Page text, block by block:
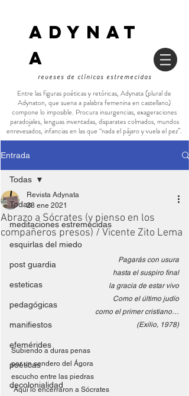
ADYNAT
a
reveses de clínicas estremecidas
Entre las figuras poéticas y retóricas, Adynata (plural de
Adynaton, que suena a palabra femenina en castellano)
compone lo imposible. Procura insurgencias, exageraciones
paradojales, lenguas inventadas, disparates colmados, mundos
enrevesados, infancias en las que “nada el pájaro y vuela el pez”.
Entrada
Todas
meditaciones estremecidas
esquirlas del miedo
post guardia
esteticas
pedagógicas
manifiestos
efemérides
poéticas
decolonialidad
Todas
Abrazo a Sócrates (y pienso en los
compañeros presos) / Vicente Zito Lema
Revista Adynata
28 ene 2021
Pagarás con usura
hasta el suspiro final
la gracia de estar vivo
Como el último judío
como el primer cristiano…
(Exilio, 1978)
Subiendo a duras penas
por un sendero del Ágora
escucho entre las piedras
″Aquí lo encerraron a Sócrates